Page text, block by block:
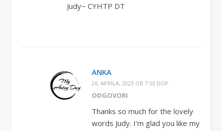
Judy~ CYHTP DT
ANKA
26. APRILA, 2023 OB 7:53 DOP
ODGOVORI
Thanks so much for the lovely
words Judy. I’m glad you like my